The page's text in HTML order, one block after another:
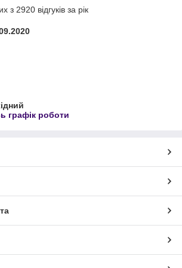
з 2920 відгуків за рік
графік роботи